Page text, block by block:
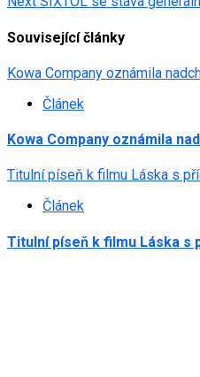
navigation
Související články
Kowa Company oznámila
Článek
Kowa Company oznámila
Titulní píseň k filmu Láska s
Článek
Titulní píseň k filmu Láska s